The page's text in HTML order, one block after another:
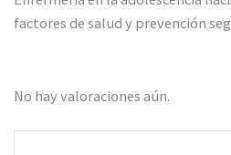
factores de salud y prevención
No hay valoraciones aún.